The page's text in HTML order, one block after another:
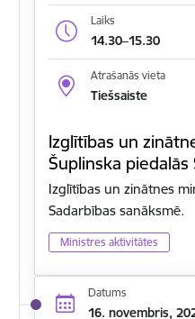
Laiks
14.30–15.30
Atrašanās vieta
Tiešsaiste
Izglītības un
Šuplinska
Izglītības un zinātnes
Sadarbības sanāksmē.
Ministres aktivitātes
Datums
16. novembris,